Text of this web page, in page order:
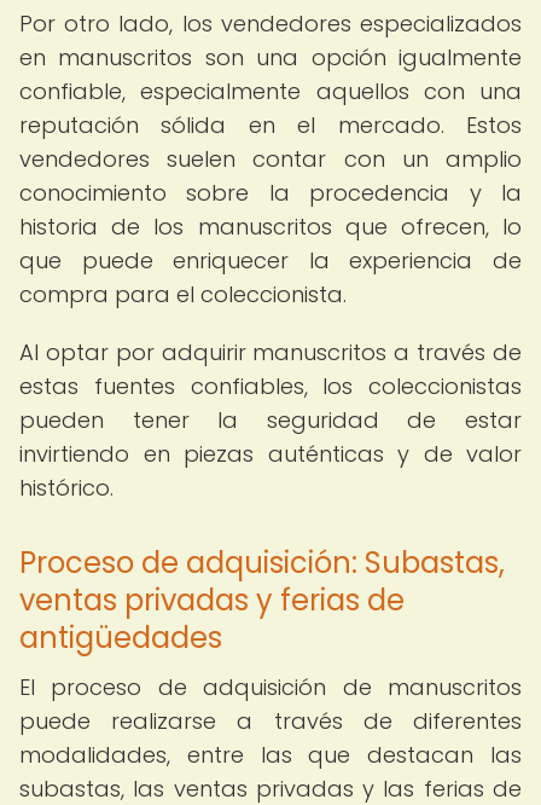
Por otro lado, los vendedores especializados
en manuscritos son una opción igualmente
confiable, especialmente aquellos con una
reputación sólida en el mercado. Estos
vendedores suelen contar con un amplio
conocimiento sobre la procedencia y la
historia de los manuscritos que ofrecen, lo
que puede enriquecer la experiencia de
compra para el coleccionista.
Al optar por adquirir manuscritos a través de
estas fuentes confiables, los coleccionistas
pueden tener la seguridad de estar
invirtiendo en piezas auténticas y de valor
histórico.
Proceso de adquisición: Subastas,
ventas privadas y ferias de
antigüedades
El proceso de adquisición de manuscritos
puede realizarse a través de diferentes
modalidades, entre las que destacan las
subastas, las ventas privadas y las ferias de